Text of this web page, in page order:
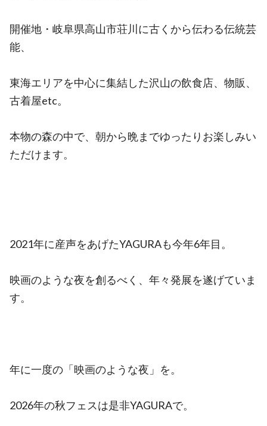
開催地・岐阜県高山市荘川に古くから伝わる伝統芸
能、
東海エリアを中心に集結した沢山の飲食店、物販、
古着屋etc。
本物の森の中で、朝から晩までゆったりお楽しみい
ただけます。
2021年に産声をあげたYAGURAも今年6年目。
映画のような夜を創るべく、年々発展を遂げていま
す。
年に一度の「映画のような夜」を。
2026年の秋フェスは是非YAGURAで。